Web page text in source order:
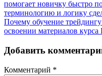
помогает новичку быстро
терминологию и логику
Почему обучение
освоении материалов
Добавить
Комментарий *